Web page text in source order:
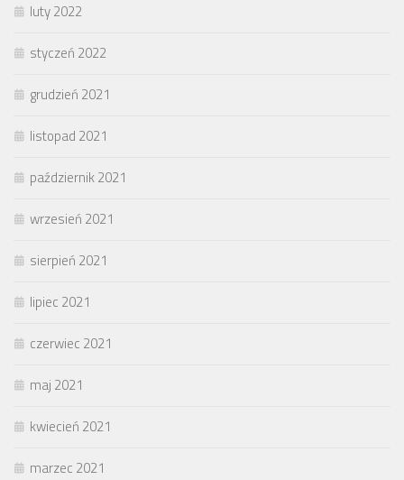
luty 2022
styczeń 2022
grudzień 2021
listopad 2021
październik 2021
wrzesień 2021
sierpień 2021
lipiec 2021
czerwiec 2021
maj 2021
kwiecień 2021
marzec 2021